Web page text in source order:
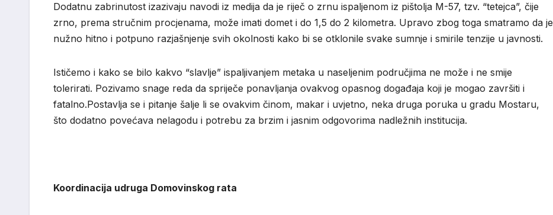
Dodatnu zabrinutost izazivaju navodi iz medija da je riječ o zrnu ispaljenom iz pištolja M-57, tzv. “tetejca”, čije
zrno, prema stručnim procjenama, može imati domet i do 1,5 do 2 kilometra. Upravo zbog toga smatramo da je
nužno hitno i potpuno razjašnjenje svih okolnosti kako bi se otklonile svake sumnje i smirile tenzije u javnosti.
Ističemo i kako se bilo kakvo “slavlje” ispaljivanjem metaka u naseljenim područjima ne može i ne smije
tolerirati. Pozivamo snage reda da spriječe ponavljanja ovakvog opasnog događaja koji je mogao završiti i
fatalno.Postavlja se i pitanje šalje li se ovakvim činom, makar i uvjetno, neka druga poruka u gradu Mostaru,
što dodatno povećava nelagodu i potrebu za brzim i jasnim odgovorima nadležnih institucija.
Koordinacija udruga Domovinskog rata